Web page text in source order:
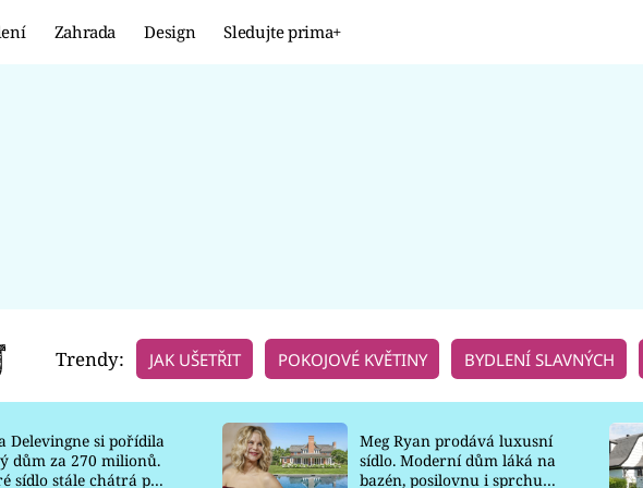
Zahrada Design Sledujte prima+
Trendy: JAK UŠETŘIT POKOJOVÉ KVĚTINY BYDLENÍ SLAVNÝCH
Delevingne si pořídila
dům za 270 milionů.
sídlo stále chátrá po
Meg Ryan prodává luxusní
sídlo. Moderní dům láká na
bazén, posilovnu i sprchu